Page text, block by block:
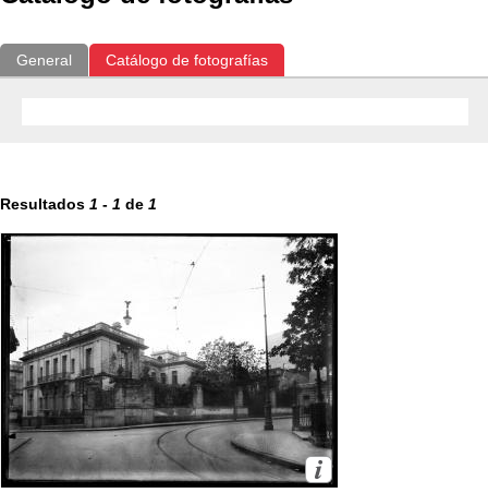
General Catálogo de fotografías
Resultados 1 - 1 de 1